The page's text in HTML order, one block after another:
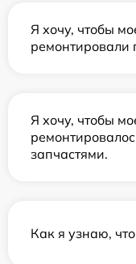
Я хочу, чтобы
ремонтировали
Я хочу, чтобы
запчастями.
Как я узнаю, что